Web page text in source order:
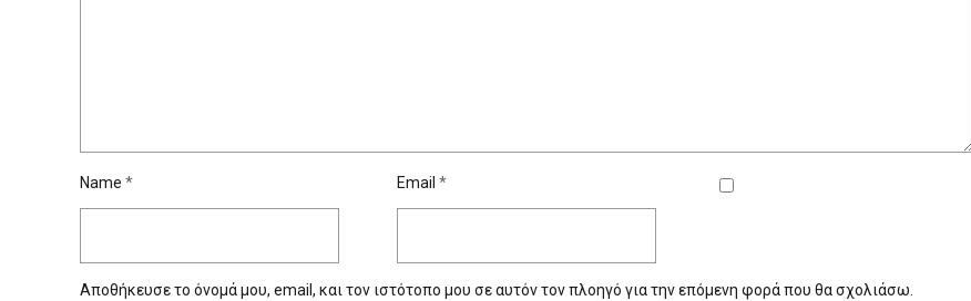
Name * Email *
Αποθήκευσε το όνομά μου, email, και τον ιστότοπο μου σε αυτόν τον πλοηγό για την επόμενη φορά που θα σχολιάσω.